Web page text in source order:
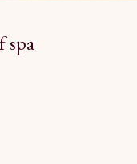
spa